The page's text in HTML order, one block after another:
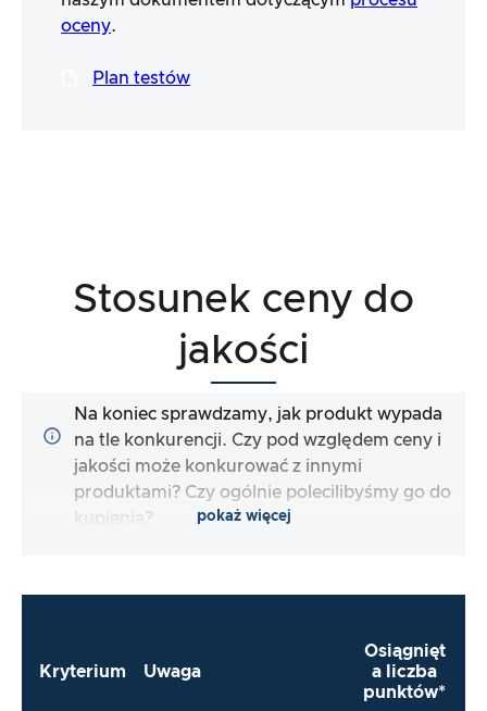
oceny.
Plan testów
Stosunek ceny do
jakości
Na koniec sprawdzamy, jak produkt wypada
na tle konkurencji. Czy pod względem ceny i
jakości może konkurować z innymi
produktami? Czy ogólnie polecilibyśmy go do
kupienia?
pokaż więcej
Kryterium Uwaga
Osiągnięt
a liczba
punktów*